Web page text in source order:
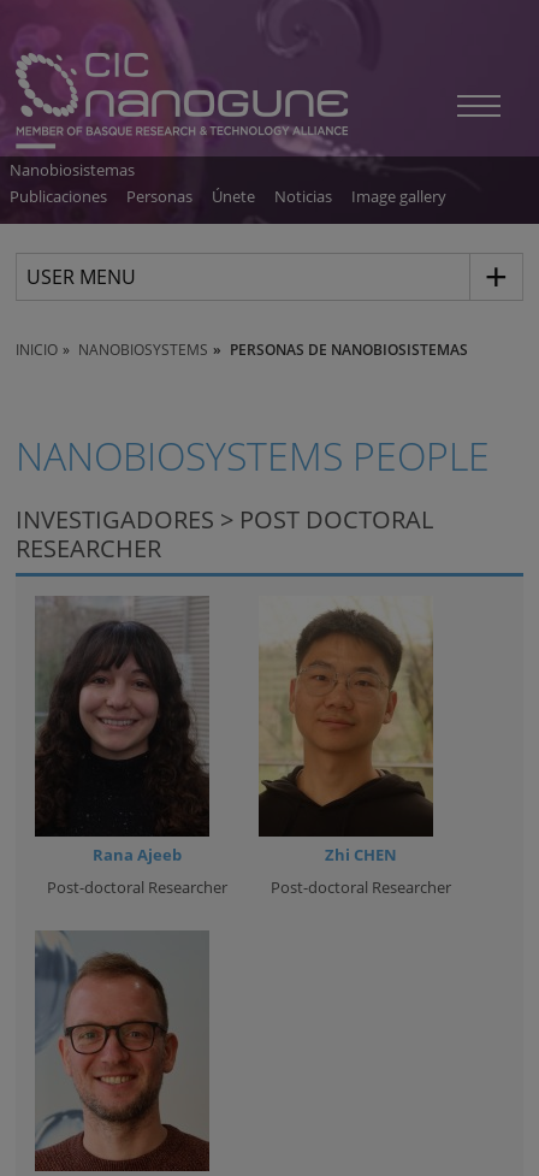
Nanobiosistemas
Publicaciones
Personas Únete Noticias Image gallery
USER MENU
INICIO NANOBIOSYSTEMS PERSONAS DE NANOBIOSISTEMAS
NANOBIOSYSTEMS PEOPLE
INVESTIGADORES > POST DOCTORAL
RESEARCHER
Rana Ajeeb
Post-doctoral Researcher
Zhi CHEN
Post-doctoral Researcher